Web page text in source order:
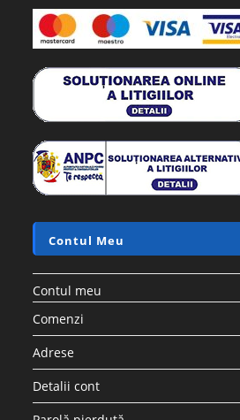
Contul Meu
Contul meu
Comenzi
Adrese
Detalii cont